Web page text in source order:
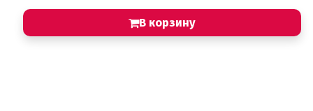
В корзину